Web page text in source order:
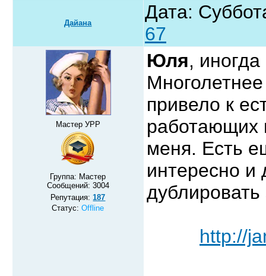
Дайана
Дата:
67
Мастер УРР
Группа: Мастер
Сообщений: 3004
Репутация:187
Статус:Offline
Юля,
привело к
работающих
меня. Есть
интересно и
http://